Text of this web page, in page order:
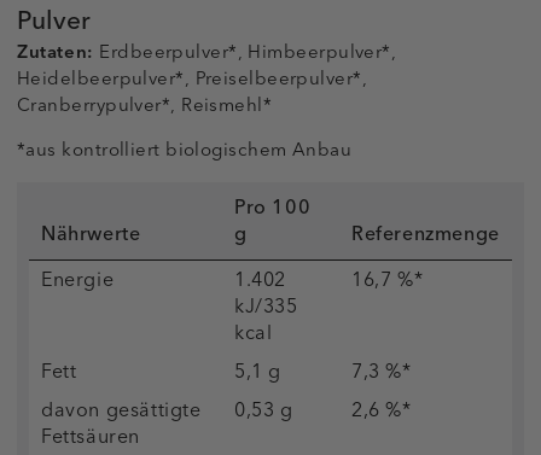
Pulver
Zutaten: Erdbeerpulver*, Himbeerpulver*,
Heidelbeerpulver*, Preiselbeerpulver*,
Cranberrypulver*, Reismehl*
*aus kontrolliert biologischem Anbau
Nährwerte
Pro 100
g
Referenzmenge
Energie
1.402
kJ/335
kcal
16,7 %*
Fett 5,1 g
7,3 %*
davon gesättigte
Fettsäuren
0,53 g
2,6 %*